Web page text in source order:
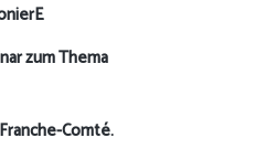
zum Thema
Comté.